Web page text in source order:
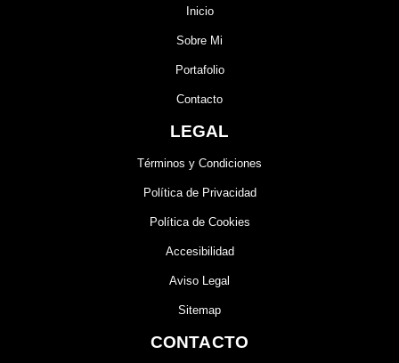
Inicio
Sobre Mi
Portafolio
Contacto
LEGAL
Términos y Condiciones
Política de Privacidad
Política de Cookies
Accesibilidad
Aviso Legal
Sitemap
CONTACTO